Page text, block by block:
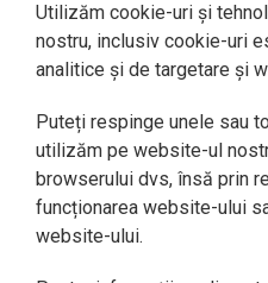
Utilizăm cookie-uri și
nostru, inclusiv cookie-uri
analitice și de targetare și
Puteți respinge unele sau
utilizăm pe website-ul
browserului dvs, însă prin
funcționarea website-ului
website-ului.